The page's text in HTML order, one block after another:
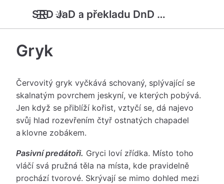
SRD JaD a překladu DnD 5e
Gryk
Červovitý gryk vyčkává schovaný, splývající se
skalnatým povrchem jeskyní, ve kterých pobývá.
Jen když se přiblíží kořist, vztyčí se, dá najevo
svůj hlad rozevřením čtyř ostnatých chapadel
a klovne zobákem.
Pasivní predátoři. Gryci loví zřídka. Místo toho
vláčí svá pružná těla na místa, kde pravidelně
prochází tvorové. Skrývají se mimo dohled mezi